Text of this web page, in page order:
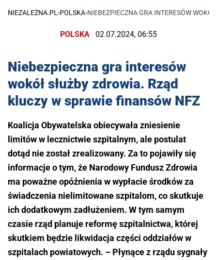
NIEZALEŻNA.PL ›POLSKA›NIEBEZPIECZNA GRA INTERESÓW
POLSKA 02.07.2024, 06:55
Niebezpieczna gra interesów
wokół służby zdrowia. Rząd
kluczy w sprawie finansów NFZ
Koalicja Obywatelska obiecywała zniesienie
limitów w lecznictwie szpitalnym, ale postulat
dotąd nie został zrealizowany. Za to pojawiły się
informacje o tym, że Narodowy Fundusz Zdrowia
ma poważne opóźnienia w wypłacie środków za
świadczenia nielimitowane szpitalom, co skutkuje
ich dodatkowym zadłużeniem. W tym samym
czasie rząd planuje reformę szpitalnictwa, której
skutkiem będzie likwidacja części oddziałów w
szpitalach powiatowych. – Płynące z rządu sygnały